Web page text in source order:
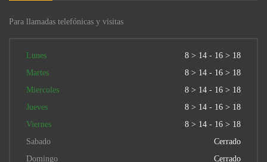
Para llamadas telefónicas y visitas
Lunes
8 > 14 - 16 > 18
Martes
8 > 14 - 16 > 18
Miercoles
8 > 14 - 16 > 18
Jueves
8 > 14 - 16 > 18
Viernes
8 > 14 - 16 > 18
Sabado
Cerrado
Domingo
Cerrado